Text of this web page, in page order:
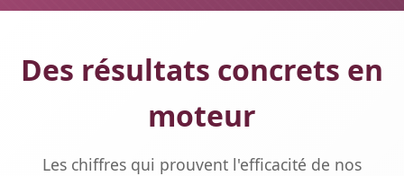
Des résultats concrets en
moteur
Les chiffres qui prouvent l'efficacité de nos